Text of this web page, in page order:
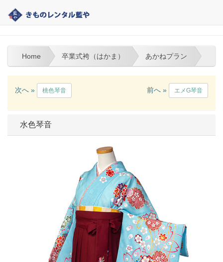
熊本の着物レンタル｜藍や | 卒業式袴（はかま）
Home 卒業式袴（はかま） あかねプラン
次へ » 桃色琴音 前へ » エメG琴音
水色琴音